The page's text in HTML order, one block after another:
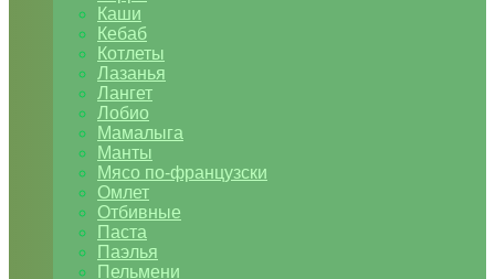
Каши
Кебаб
Котлеты
Лазанья
Лангет
Лобио
Мамалыга
Манты
Мясо по-французски
Омлет
Отбивные
Паста
Паэлья
Пельмени